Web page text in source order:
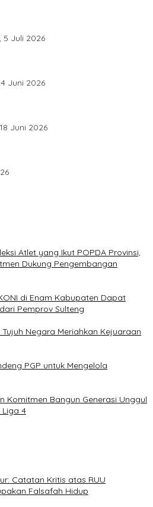
5 Juli 2026
Juni 2026
Juni 2026
Atlet yang Ikut POPDA Provinsi,
Dukung Pengembangan
di Enam Kabupaten Dapat
Pemprov Sulteng
Negara Meriahkan Kejuaraan
PGP untuk Mengelola
Komitmen Bangun Generasi Unggul
Liga 4
Catatan Kritis atas RUU
Falsafah Hidup